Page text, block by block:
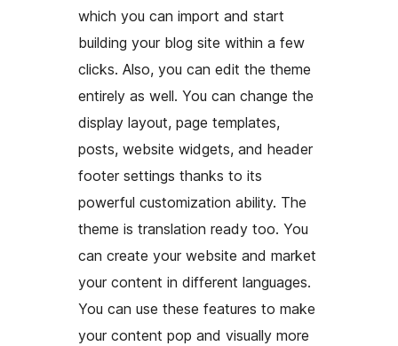
which you can import and start
building your blog site within a few
clicks. Also, you can edit the theme
entirely as well. You can change the
display layout, page templates,
posts, website widgets, and header
footer settings thanks to its
powerful customization ability. The
theme is translation ready too. You
can create your website and market
your content in different languages.
You can use these features to make
your content pop and visually more